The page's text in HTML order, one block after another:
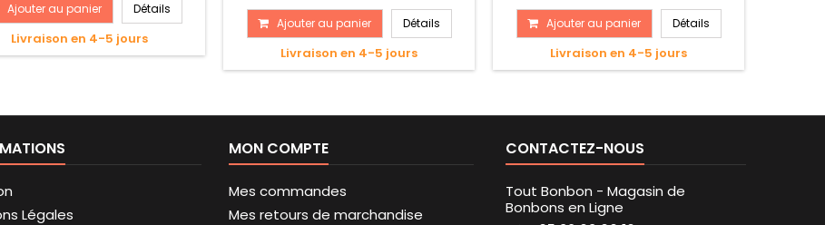
Ajouter au panier Détails
Livraison en 4-5 jours
Ajouter au panier Détails
Livraison en 4-5 jours
Ajouter au panier Détails
Livraison en 4-5 jours
Légales
MON COMPTE
Mes commandes
Mes retours de marchandise
CONTACTEZ-NOUS
Tout Bonbon - Magasin de
Bonbons en Ligne